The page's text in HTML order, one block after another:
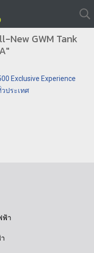
New GWM Tank
Exclusive Experience
ประเทศ
ฟ้า